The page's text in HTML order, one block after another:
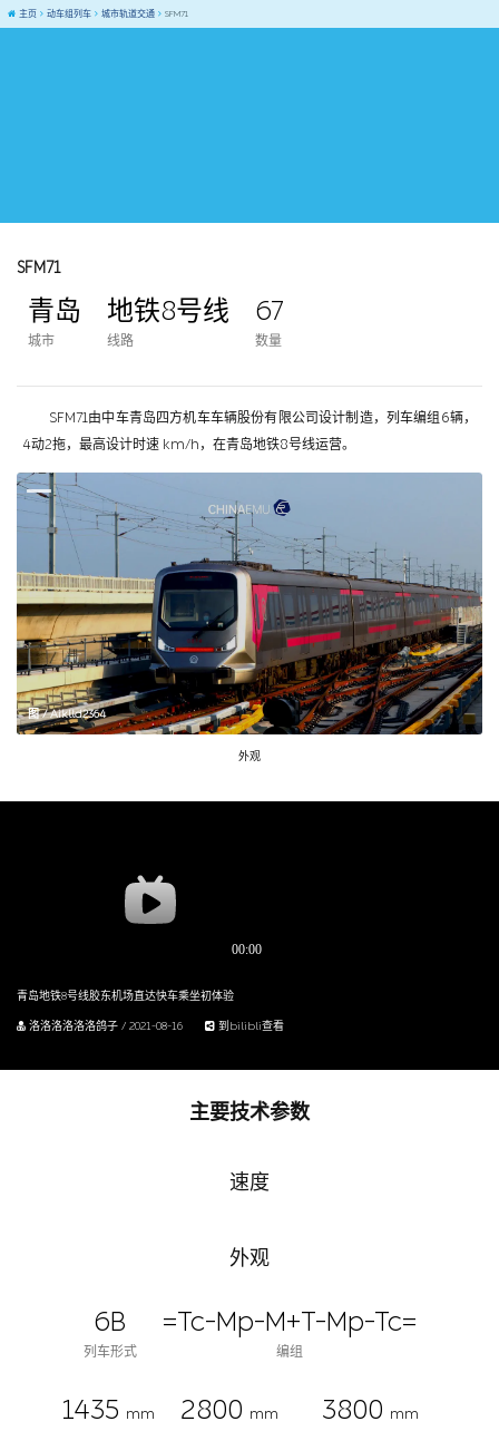
主页 动车组列车 城市轨道交通 SFM71
SFM71
青岛
城市
地铁8号线
线路
67
数量
SFM71由中车青岛四方机车车辆股份有限公司设计制造，列车编组6辆，
4动2拖，最高设计时速 km/h，在青岛地铁8号线运营。
图 / Aiklld2364
外观
青岛地铁8号线胶东机场直达快车乘坐初体验
到bilibli查看
洛洛洛洛洛洛鸽子 / 2021-08-16
主要技术参数
速度
外观
6B
列车形式
=Tc-Mp-M+T-Mp-Tc=
编组
1435 mm
2800 mm
3800 mm